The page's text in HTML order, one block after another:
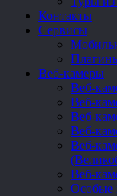
Контакты
Сервисы
Веб-камеры
Веб-
Веб-
Веб-
Веб-
Веб-
Веб-
Особые